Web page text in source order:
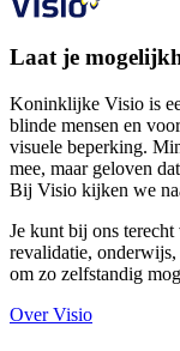
Laat je
Koninklijke Visio is
blinde mensen en
visuele beperking.
mee, maar geloven
Bij Visio kijken we
Je kunt bij ons
revalidatie,
om zo zelfstandig
Over Visio